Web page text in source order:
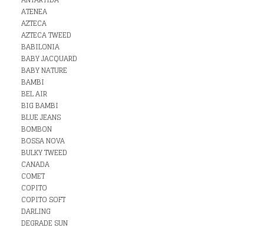
ATENEA
AZTECA
AZTECA TWEED
BABILONIA
BABY JACQUARD
BABY NATURE
BAMBI
BEL AIR
BIG BAMBI
BLUE JEANS
BOMBON
BOSSA NOVA
BULKY TWEED
CANADA
COMET
COPITO
COPITO SOFT
DARLING
DEGRADE SUN